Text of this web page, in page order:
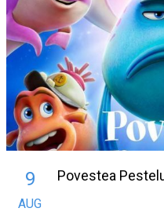
9
AUG
Povestea